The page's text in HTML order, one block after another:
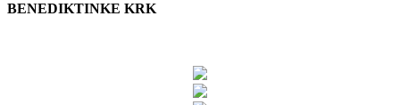
BENEDIKTINKE KRK